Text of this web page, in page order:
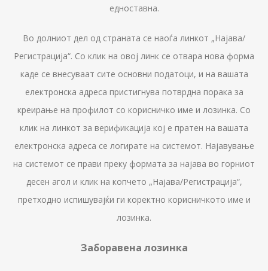
едноставна.
Во долниот дел од страната се наоѓа линкот „Најава/
Регистрација“. Со клик на овој линк се отвара нова форма
каде се внесуваат сите основни податоци, и на вашата
електронска адреса пристигнува потврдна порака за
креирање на профилот со корисничко име и лозинка. Со
клик на линкот за верификација кој е пратен на вашата
електронска адреса се логирате на системот. Најавување
на системот се прави преку формата за најава во горниот
десен агол и клик на копчето „Најава/Регистрација“,
претходно испишувајќи ги коректно корисничкото име и
лозинка.
Заборавена лозинка